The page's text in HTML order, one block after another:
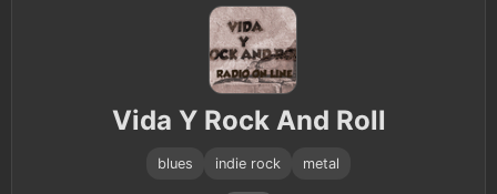
Vida Y Rock And Roll
blues indie rock metal